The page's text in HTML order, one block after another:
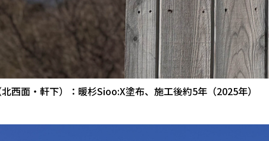
西面・軒下）：暖杉Sioo:X塗布、施工後約5年（2025年）